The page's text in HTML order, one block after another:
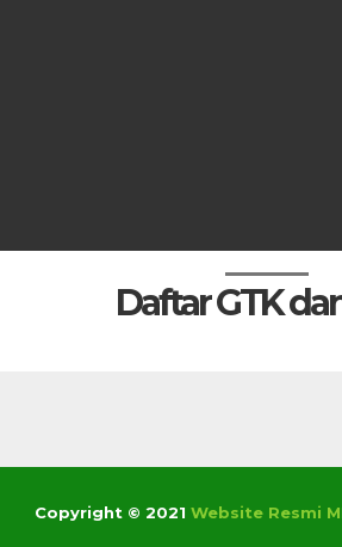
Daftar GTK
Copyright © 2021 Website Resmi